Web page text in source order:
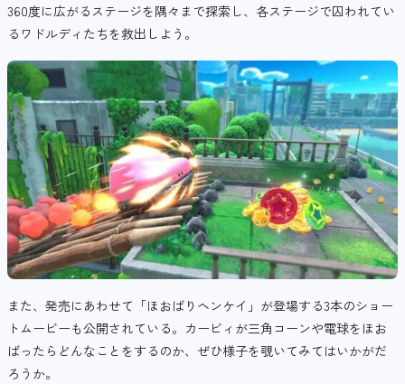
360度に広がるステージを隅々まで探索し、各ステージで囚われてい
るワドルディたちを救出しよう。
また、発売にあわせて「ほおばりヘンケイ」が登場する3本のショー
トムービーも公開されている。カービィが三角コーンや電球をほお
ばったらどんなことをするのか、ぜひ様子を覗いてみてはいかがだ
ろうか。